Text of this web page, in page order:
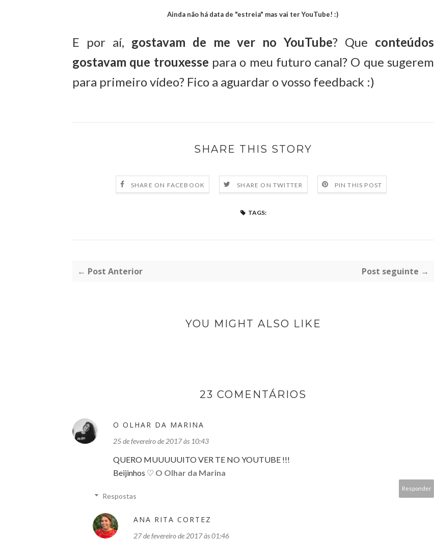
Ainda não há data de "estreia" mas vai ter YouTube! :)
E por aí, gostavam de me ver no YouTube? Que conteúdos
gostavam que trouxesse para o meu futuro canal? O que sugerem
para primeiro vídeo? Fico a aguardar o vosso feedback :)
SHARE THIS STORY
SHARE ON FACEBOOK SHARE ON TWITTER PIN THIS POST
TAGS:
← Post Anterior Post seguinte →
YOU MIGHT ALSO LIKE
23 COMENTÁRIOS
O OLHAR DA MARINA
25 de fevereiro de 2017 às 10:43
QUERO MUUUUUITO VER TE NO YOUTUBE !!!
Beijinhos ♡ O Olhar da Marina
Responder
Respostas
ANA RITA CORTEZ
27 de fevereiro de 2017 às 01:46